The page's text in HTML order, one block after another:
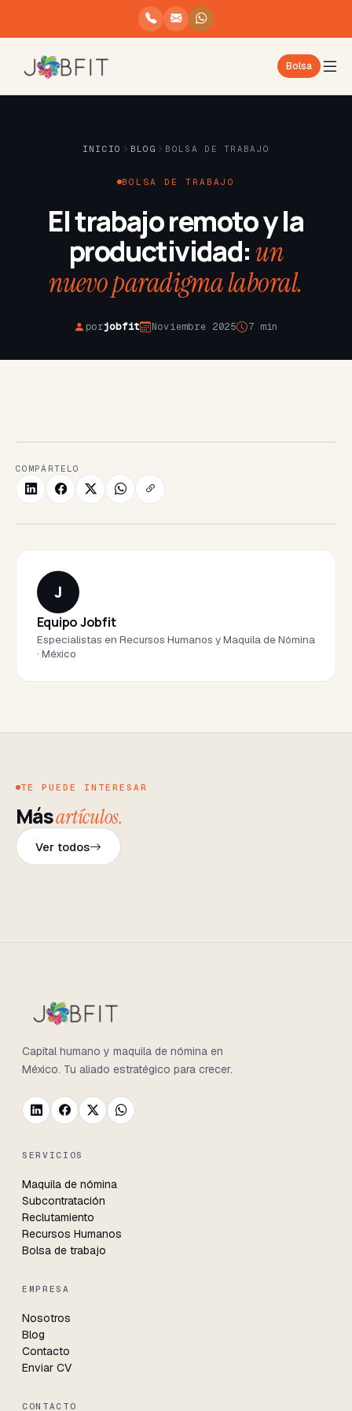
Bolsa
INICIO BLOG BOLSA DE TRABAJO
BOLSA DE TRABAJO
El trabajo remoto y la
productividad:un
nuevo paradigma laboral.
porjobfit Noviembre 2025 7 min
COMPÁRTELO
J
Equipo Jobfit
Especialistas en Recursos Humanos y Maquila de Nómina
· México
TE PUEDE INTERESAR
Másartículos.
Ver todos
Capital humano y maquila de nómina en
México. Tu aliado estratégico para crecer.
SERVICIOS
Maquila de nómina
Subcontratación
Reclutamiento
Recursos Humanos
Bolsa de trabajo
EMPRESA
Nosotros
Blog
Contacto
Enviar CV
CONTACTO